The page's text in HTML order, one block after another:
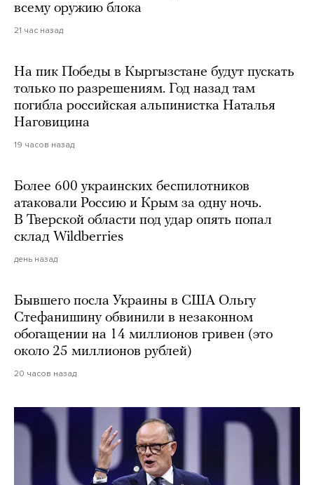
всему оружию блока
21 час назад
На пик Победы в Кыргызстане будут пускать
только по разрешениям. Год назад там
погибла российская альпинистка Наталья
Наговицина
19 часов назад
Более 600 украинских беспилотников
атаковали Россию и Крым за одну ночь.
В Тверской области под удар опять попал
склад Wildberries
день назад
Бывшего посла Украины в США Ольгу
Стефанишину обвинили в незаконном
обогащении на 14 миллионов гривен (это
около 25 миллионов рублей)
20 часов назад